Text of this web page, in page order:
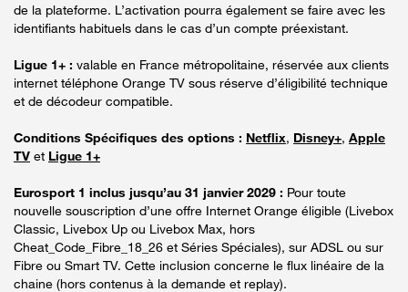
de la plateforme. L’activation pourra également se faire avec les
identifiants habituels dans le cas d’un compte préexistant.
Ligue 1+ : valable en France métropolitaine, réservée aux clients
internet téléphone Orange TV sous réserve d’éligibilité technique
et de décodeur compatible.
Conditions Spécifiques des options : Netflix, Disney+, Apple
TV et Ligue 1+
Eurosport 1 inclus jusqu’au 31 janvier 2029 : Pour toute
nouvelle souscription d’une offre Internet Orange éligible (Livebox
Classic, Livebox Up ou Livebox Max, hors
Cheat_Code_Fibre_18_26 et Séries Spéciales), sur ADSL ou sur
Fibre ou Smart TV. Cette inclusion concerne le flux linéaire de la
chaine (hors contenus à la demande et replay).